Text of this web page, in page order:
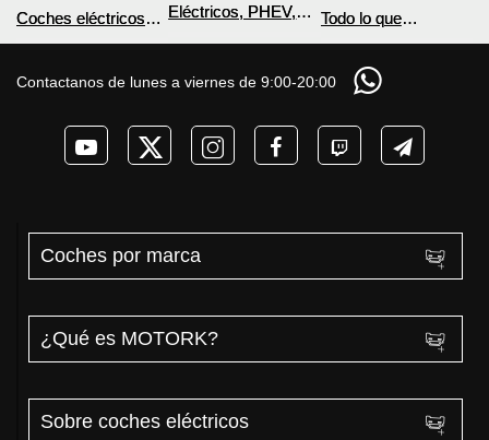
Coches eléctricos
Eléctricos, PHEV,
voladores en el
Todo lo que
Coche Eléctrico con
MOTORK.com
Contactanos de lunes a viernes de 9:00-20:00
Coches por marca
¿Qué es MOTORK?
Sobre coches eléctricos